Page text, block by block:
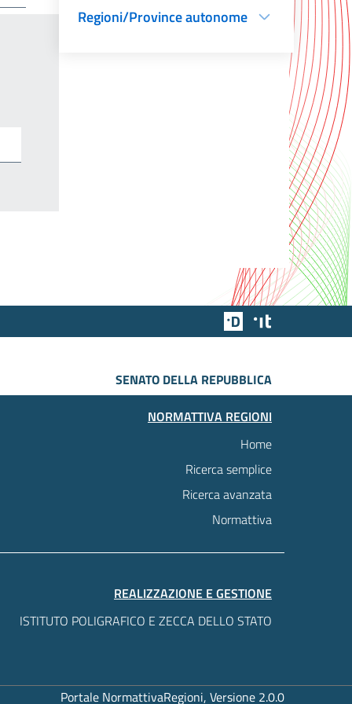
Regioni/Province autonome
Team Digitale
SENATO DELLA REPUBBLICA
NORMATTIVA REGIONI
Home
Ricerca semplice
Ricerca avanzata
Normattiva
REALIZZAZIONE E GESTIONE
ISTITUTO POLIGRAFICO E ZECCA DELLO STATO
Portale NormattivaRegioni, Versione 2.0.0